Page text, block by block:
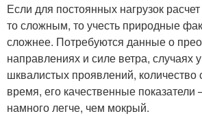
Если для постоянных нагрузок
то сложным, то учесть природные
сложнее. Потребуются данные о
направлениях и силе ветра, случаях
шквалистых проявлений, количество
время, его качественные показатели
намного легче, чем мокрый.